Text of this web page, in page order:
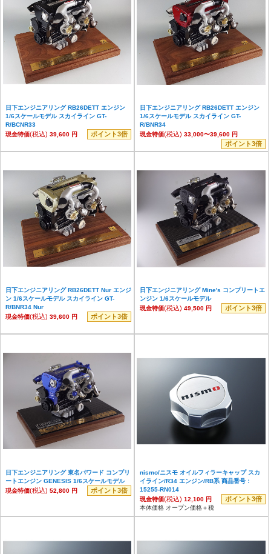
日下エンジニアリング RB26DETT エンジン
1/6スケールモデル スカイライン GT-
R/BCNR33
現金特価(税込) 39,600 円 ポイント3倍
日下エンジニアリング RB26DETT エンジン
1/6スケールモデル スカイライン GT-
R/BNR34
現金特価(税込) 33,000〜39,600 円
ポイント3倍
日下エンジニアリング RB26DETT Nur エンジ
ン 1/6スケールモデル スカイライン GT-
R/BNR34 Nur
現金特価(税込) 39,600 円 ポイント3倍
日下エンジニアリング Mine's コンプリートエ
ンジン 1/6スケールモデル
現金特価(税込) 49,500 円 ポイント3倍
日下エンジニアリング 東名パワード コンプリ
ートエンジン GENESIS 1/6スケールモデル
現金特価(税込) 52,800 円 ポイント3倍
nismo/ニスモ オイルフィラーキャップ スカ
イライン/R34 エンジン/RB系 商品番号：
15255-RN014
現金特価(税込) 12,100 円 ポイント3倍
本体価格 オープン価格＋税